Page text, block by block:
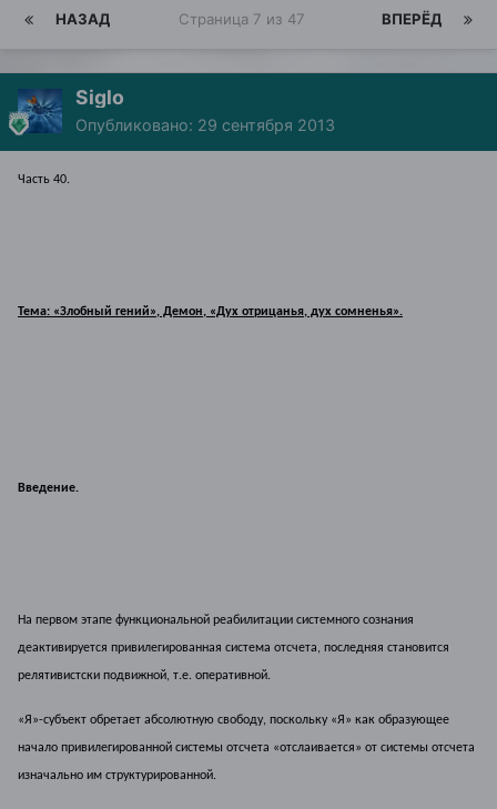
НАЗАД ВПЕРЁД
Страница 7 из 47
Siglo
Опубликовано: 29 сентября 2013
Часть 40.
Тема: «Злобный гений», Демон, «Дух отрицанья, дух сомненья».
Введение.
На первом этапе функциональной реабилитации системного сознания
деактивируется привилегированная система отсчета, последняя становится
релятивистски подвижной, т.е. оперативной.
«Я»-субъект обретает абсолютную свободу, поскольку «Я» как образующее
начало привилегированной системы отсчета «отслаивается» от системы отсчета
изначально им структурированной.